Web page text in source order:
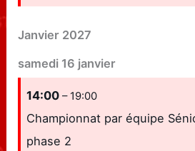
Janvier 2027
samedi 16 janvier
14:00– 19:00
Championnat par équipe
phase 2